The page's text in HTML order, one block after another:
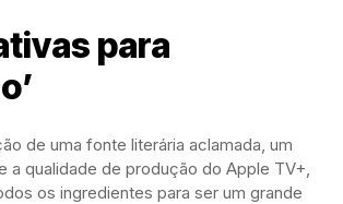
para
de uma fonte literária aclamada, um
a qualidade de produção do Apple TV+,
os ingredientes para ser um grande